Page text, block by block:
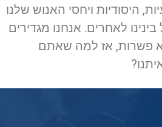
היסודיות ויחסי האנוש שלנו
לאחרים. אנחנו מגדירים
פשרות, אז למה שאתם